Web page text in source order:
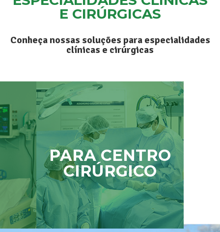
E CIRÚRGICAS
Conheça nossas soluções para especialidades
clínicas e cirúrgicas
PARA CENTRO
CIRÚRGICO